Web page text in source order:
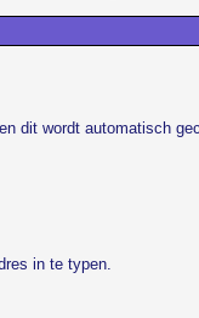
dit wordt automatisch
in te typen.